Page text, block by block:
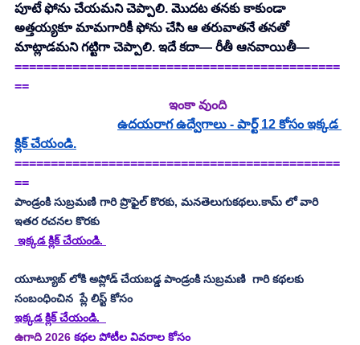
పూటే ఫోను చేయమని చెప్పాలి. మొదట తనకు కాకుండా
అత్తయ్యకూ మామగారికీ ఫోను చేసి ఆ తరువాతనే తనతో
మాట్లాడమని గట్టిగా చెప్పాలి. ఇదే కదా— రీతీ ఆనవాయితీ—
=============================================
==
ఇంకా వుంది
ఉదయరాగ ఉద్వేగాలు - పార్ట్ 12 కోసం ఇక్కడ
క్లిక్ చేయండి.
=============================================
==
పాండ్రంకి సుబ్రమణి గారి ప్రొఫైల్ కొరకు, మనతెలుగుకథలు.కామ్ లో వారి
ఇతర రచనల కొరకు
ఇక్కడ క్లిక్ చేయండి.
యూట్యూబ్ లోకి అప్లోడ్ చేయబడ్డ పాండ్రంకి సుబ్రమణి  గారి కథలకు
సంబంధించిన  ప్లే లిస్ట్ కోసం
ఇక్కడ క్లిక్ చేయండి.
ఉగాది 2026 కథల పోటీల వివరాల కోసం